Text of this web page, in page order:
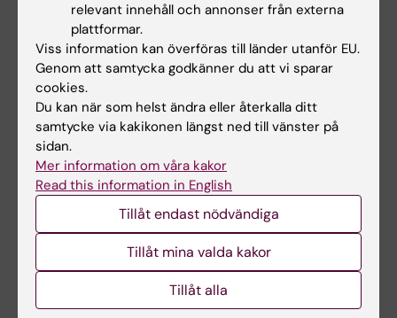
relevant innehåll och annonser från externa
plattformar.
Viss information kan överföras till länder utanför EU.
Genom att samtycka godkänner du att vi sparar
cookies.
Du kan när som helst ändra eller återkalla ditt
samtycke via kakikonen längst ned till vänster på
sidan.
Mer information om våra kakor
Read this information in English
Tillåt endast nödvändiga
Tillåt mina valda kakor
Tillåt alla